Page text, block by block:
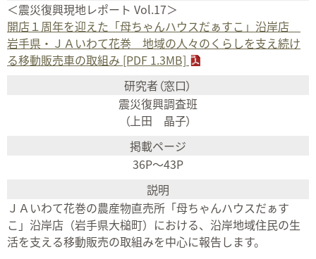
＜震災復興現地レポート Vol.17＞
開店１周年を迎えた「母ちゃんハウスだぁすこ」沿岸店
岩手県・ＪＡいわて花巻 地域の人々のくらしを支え続け
る移動販売車の取組み [PDF 1.3MB]
震災復興調査班
（上田 晶子）
36P～43P
ＪＡいわて花巻の農産物直売所「母ちゃんハウスだぁす
こ」沿岸店（岩手県大槌町）における、沿岸地域住民の生
活を支える移動販売の取組みを中心に報告します。